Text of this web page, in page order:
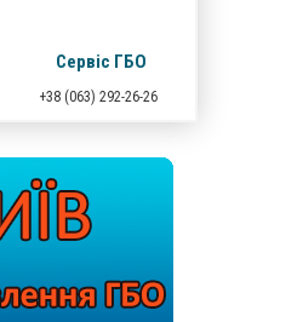
Сервіс ГБО
+38 (063) 292-26-26